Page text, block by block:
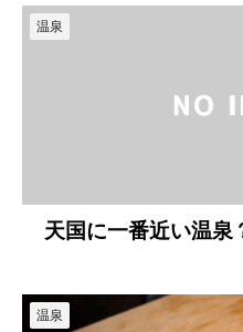
温泉
天国に一番近い温泉
温泉